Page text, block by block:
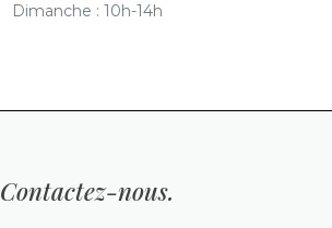
Dimanche : 10h-14h
Contactez-nous.